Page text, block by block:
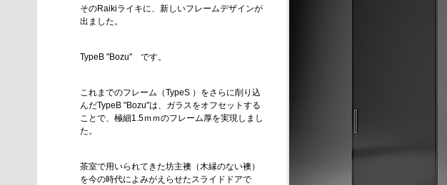
そのRaikiライキに、新しいフレームデザインが
出ました。
TypeB "Bozu" です。
これまでのフレーム（TypeS ）をさらに削り込
んだTypeB "Bozu"は、ガラスをオフセットする
ことで、極細1.5ｍｍのフレーム厚を実現しまし
た。
茶室で用いられてきた坊主襖（木縁のない襖）
を今の時代によみがえらせたスライドドアで